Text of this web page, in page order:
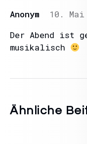
Anonym
10. Mai
Der Abend ist
musikalisch
Ähnliche